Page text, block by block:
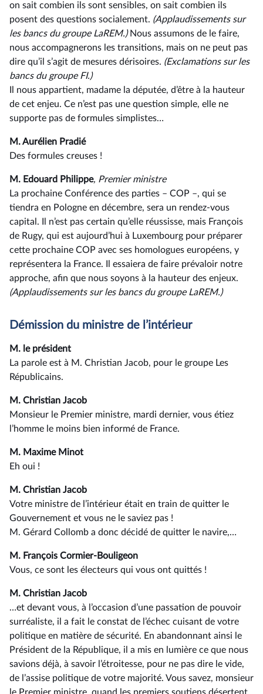
on sait combien ils sont sensibles, on sait combien ils
posent des questions socialement. (Applaudissements sur
les bancs du groupe LaREM.)Nous assumons de le faire,
nous accompagnerons les transitions, mais on ne peut pas
dire qu’il s’agit de mesures dérisoires. (Exclamations sur les
bancs du groupe FI.)
Il nous appartient, madame la députée, d’être à la hauteur
de cet enjeu. Ce n’est pas une question simple, elle ne
supporte pas de formules simplistes…
M. Aurélien Pradié
Des formules creuses !
M. Edouard Philippe, Premier ministre
La prochaine Conférence des parties –⁠ COP –, qui se
tiendra en Pologne en décembre, sera un rendez-vous
capital. Il n’est pas certain qu’elle réussisse, mais François
de Rugy, qui est aujourd’hui à Luxembourg pour préparer
cette prochaine COP avec ses homologues européens, y
représentera la France. Il essaiera de faire prévaloir notre
approche, afin que nous soyons à la hauteur des enjeux.
(Applaudissements sur les bancs du groupe LaREM.)
Démission du ministre de l’intérieur
M. le président
La parole est à M. Christian Jacob, pour le groupe Les
Républicains.
M. Christian Jacob
Monsieur le Premier ministre, mardi dernier, vous étiez
l’homme le moins bien informé de France.
M. Maxime Minot
Eh oui !
M. Christian Jacob
Votre ministre de l’intérieur était en train de quitter le
Gouvernement et vous ne le saviez pas !
M. Gérard Collomb a donc décidé de quitter le navire,…
M. François Cormier-Bouligeon
Vous, ce sont les électeurs qui vous ont quittés !
M. Christian Jacob
…et devant vous, à l’occasion d’une passation de pouvoir
surréaliste, il a fait le constat de l’échec cuisant de votre
politique en matière de sécurité. En abandonnant ainsi le
Président de la République, il a mis en lumière ce que nous
savions déjà, à savoir l’étroitesse, pour ne pas dire le vide,
de l’assise politique de votre majorité. Vous savez, monsieur